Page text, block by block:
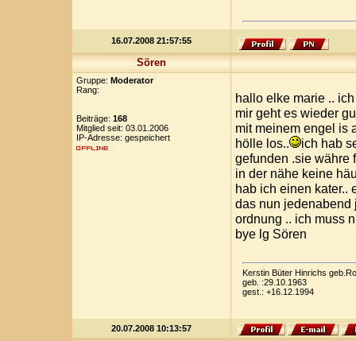
16.07.2008 21:57:55
Sören
Gruppe: Moderator
Rang:
Beiträge: 168
Mitglied seit: 03.01.2006
IP-Adresse: gespeichert
hallo elke marie ..
mir geht es wieder
mit meinem engel is
hölle los..
ich hab
gefunden .sie währe
in der nähe keine
hab ich einen kater..
das nun jedenabend
ordnung .. ich muss
bye lg Sören
Kerstin Büter Hinrichs
geb. :29.10.1963
gest.: +16.12.1994
20.07.2008 10:13:57